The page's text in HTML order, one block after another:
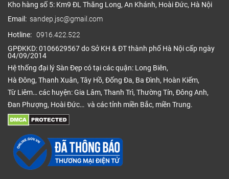
Kho hàng số 5: Km9 ĐL Thăng Long, An Khánh, Hoài Đức, Hà Nội
Email: sandep.jsc@gmail.com
Hotline: 0916.422.522
GPĐKKD: 0106629567 do Sở KH & ĐT thành phố Hà Nội cấp ngày
04/09/2014
Hệ thống đại lý Sàn Đẹp có tại các quận: Long Biên,
Hà Đông, Thanh Xuân, Tây Hồ, Đống Đa, Ba Đình, Hoàn Kiếm,
Từ Liêm… các huyện: Gia Lâm, Thanh Trì, Thường Tín, Đông Anh,
Đan Phượng, Hoài Đức… và các tỉnh miền Bắc, miền Trung.